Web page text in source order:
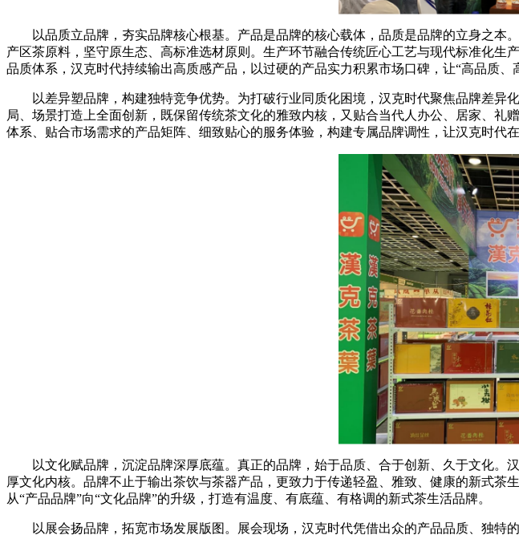
以品质立品牌，夯实品牌核心根基。产品是品牌的核心载体，品质是品牌的立身之本
产区茶原料，坚守原生态、高标准选材原则。生产环节融合传统匠心工艺与现代标准化
品质体系，汉克时代持续输出高质感产品，以过硬的产品实力积累市场口碑，让“高品质、
以差异塑品牌，构建独特竞争优势。为打破行业同质化困境，汉克时代聚焦品牌差异
局、场景打造上全面创新，既保留传统茶文化的雅致内核，又贴合当代人办公、居家、
体系、贴合市场需求的产品矩阵、细致贴心的服务体验，构建专属品牌调性，让汉克时代
以文化赋品牌，沉淀品牌深厚底蕴。真正的品牌，始于品质、合于创新、久于文化。
厚文化内核。品牌不止于输出茶饮与茶器产品，更致力于传递轻盈、雅致、健康的新式
从“产品品牌”向“文化品牌”的升级，打造有温度、有底蕴、有格调的新式茶生活品牌。
以展会扬品牌，拓宽市场发展版图。展会现场，汉克时代凭借出众的产品品质、独特